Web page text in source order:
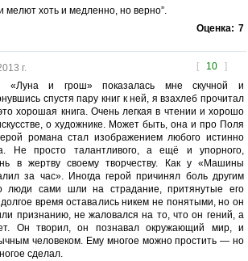
мелют хоть и медленно, но верно”.
Оценка: 7
[ 10 ]
г.
«Луна и грош» показалась мне скучной и
спустя пару книг к ней, я взахлеб прочитал
хорошая книга. Очень легкая в чтении и хорошо
о художнике. Может быть, она и про Поля
романа стал изображением любого истинно
Не просто талантливого, а ещё и упорного,
в жертву своему творчеству. Как у «Машины
за час». Иногда герой причинял боль другим
люди сами шли на страдание, притянутые его
время оставались никем не понятыми, но он
признанию, не жаловался на то, что он гений, а
Он творил, он познавал окружающий мир, и
человеком. Ему многое можно простить — но
сделал.